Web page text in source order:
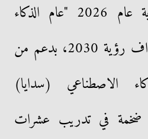
حيث أعلنت السعودية عام 2026 "عام الذكاء
الاصطناعي" ضمن أهداف رؤية 2030، بدعم من
الاصطناعي (سدايا)
ضخمة في تدريب عشرات